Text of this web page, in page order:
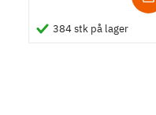
384 stk på lager